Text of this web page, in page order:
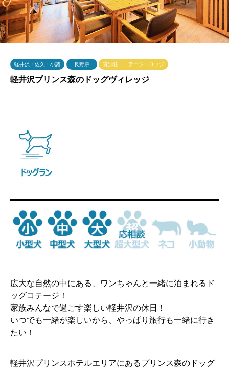
軽井沢・佐久・小諸 長野県 貸別荘・コテージ・ロッジ
軽井沢プリンス森のドッグヴィレッジ
広大な自然の中にある、ワンちゃんと一緒に泊まれるド
ッグコテージ！
家族みんなで過ごす楽しい軽井沢の休日！
いつでも一緒が楽しいから、やっぱり旅行も一緒に行き
たい！
軽井沢プリンスホテルエリアにあるプリンス森のドッグ